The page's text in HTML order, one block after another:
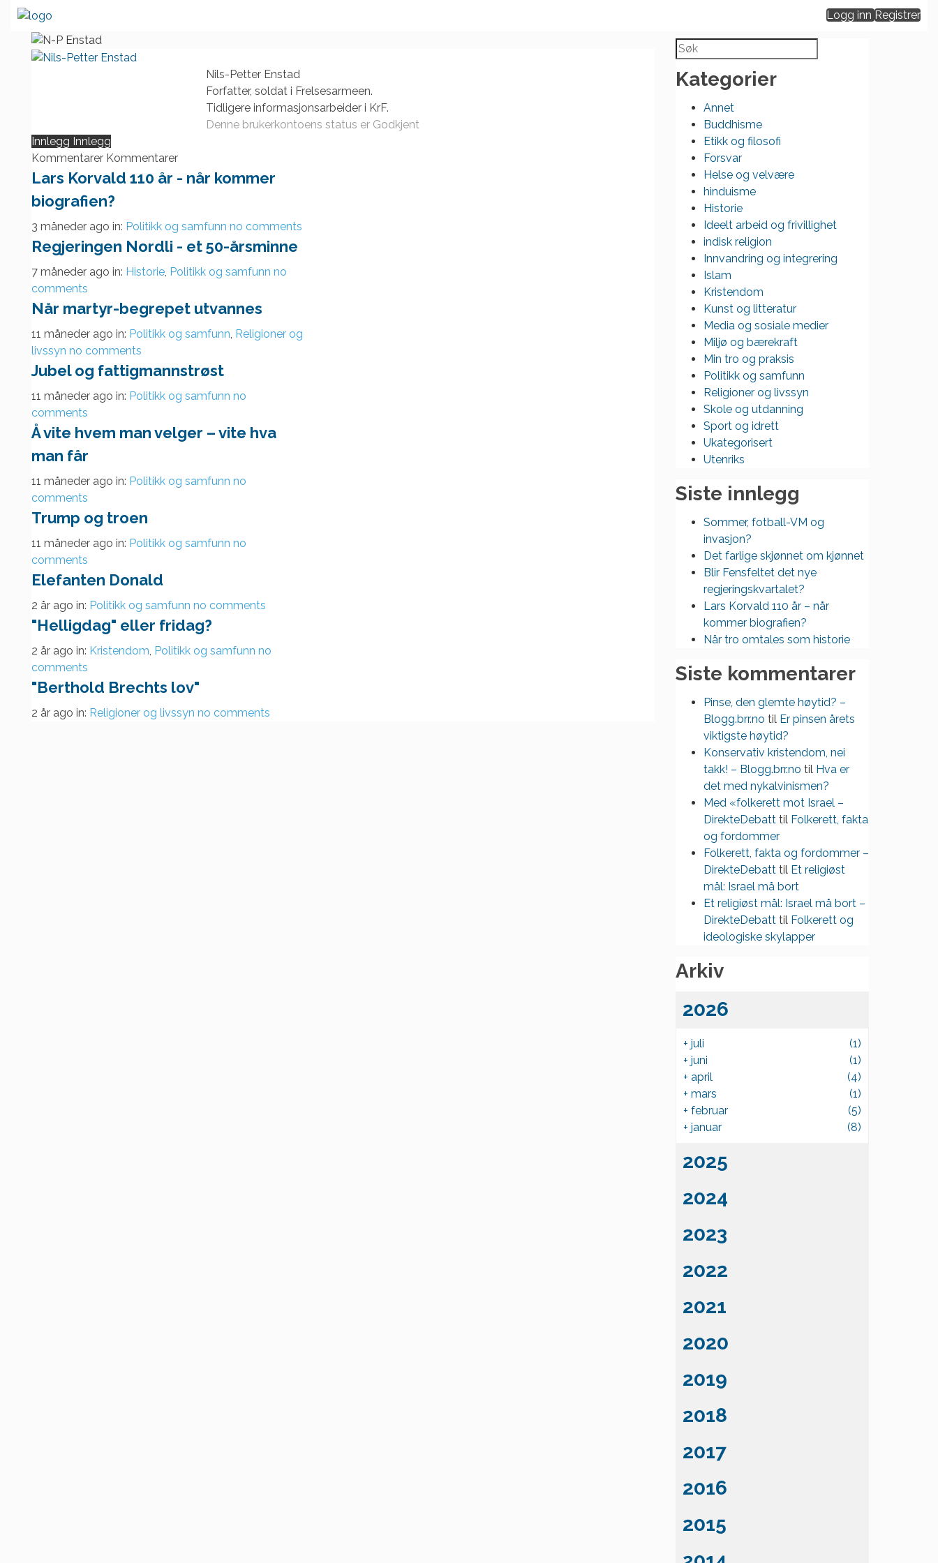
Skip
content
Logg inn Registrer
Nils-Petter Enstad
Forfatter, soldat i Frelsesarmeen.
Tidligere informasjonsarbeider i KrF.
Denne brukerkontoens status er Godkjent
Innlegg Innlegg
Kommentarer Kommentarer
Lars Korvald 110 år - når kommer
biografien?
3 måneder ago in: Politikk og samfunn no comments
Regjeringen Nordli - et 50-årsminne
7 måneder ago in: Historie Politikk og samfunn no
comments
Når martyr-begrepet utvannes
11 måneder ago in: Politikk og samfunn Religioner og
livssyn no comments
Jubel og fattigmannstrøst
11 måneder ago in: Politikk og samfunn no
comments
Å vite hvem man velger – vite hva
man får
11 måneder ago in: Politikk og samfunn no
comments
Trump og troen
11 måneder ago in: Politikk og samfunn no
comments
Elefanten Donald
2 år ago in: Politikk og samfunn no comments
"Helligdag" eller fridag?
2 år ago in: Kristendom Politikk og samfunn no
comments
"Berthold Brechts lov"
2 år ago in: Religioner og livssyn no comments
Search
for:
Kategorier
Annet
Buddhisme
Etikk og filosofi
Forsvar
Helse og velvære
hinduisme
Historie
Ideelt arbeid og frivillighet
indisk religion
Innvandring og integrering
Islam
Kristendom
Kunst og litteratur
Media og sosiale medier
Miljø og bærekraft
Min tro og praksis
Politikk og samfunn
Religioner og livssyn
Skole og utdanning
Sport og idrett
Ukategorisert
Utenriks
Siste innlegg
Sommer, fotball-VM og
invasjon?
Det farlige skjønnet om kjønnet
Blir Fensfeltet det nye
regjeringskvartalet?
Lars Korvald 110 år – når
kommer biografien?
Når tro omtales som historie
Siste kommentarer
Pinse, den glemte høytid? –
Blogg.brr.no til Er pinsen årets
viktigste høytid?
Konservativ kristendom, nei
takk! – Blogg.brr.no til Hva er
det med nykalvinismen?
Med «folkerett mot Israel –
DirekteDebatttil Folkerett, fakta
og fordommer
Folkerett, fakta og fordommer –
DirekteDebatttil Et religiøst
mål: Israel må bort
Et religiøst mål: Israel må bort –
DirekteDebatttil Folkerett og
ideologiske skylapper
Arkiv
2026
+ juli
(1)
+ juni
(1)
+ april
(4)
+ mars
(1)
+ februar
(5)
+ januar (8)
2025
2024
2023
2022
2021
2020
2019
2018
2017
2016
2015